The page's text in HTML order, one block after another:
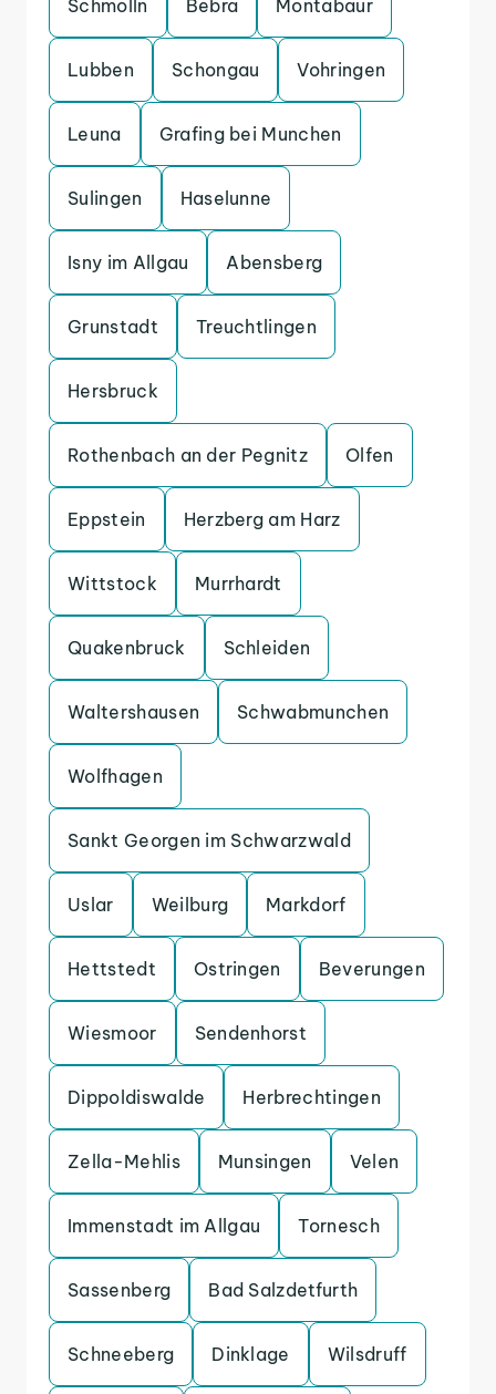
Schmolln Bebra Montabaur
Lubben Schongau Vohringen
Leuna Grafing bei Munchen
Sulingen Haselunne
Isny im Allgau Abensberg
Grunstadt Treuchtlingen
Hersbruck
Rothenbach an der Pegnitz Olfen
Eppstein Herzberg am Harz
Wittstock Murrhardt
Quakenbruck Schleiden
Waltershausen Schwabmunchen
Wolfhagen
Sankt Georgen im Schwarzwald
Uslar Weilburg Markdorf
Hettstedt Ostringen Beverungen
Wiesmoor Sendenhorst
Dippoldiswalde Herbrechtingen
Zella-Mehlis Munsingen Velen
Immenstadt im Allgau Tornesch
Sassenberg Bad Salzdetfurth
Schneeberg Dinklage Wilsdruff